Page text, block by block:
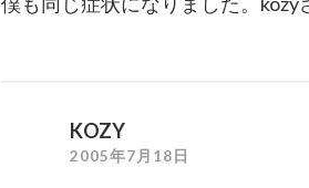
KOZY
2005年7月18日